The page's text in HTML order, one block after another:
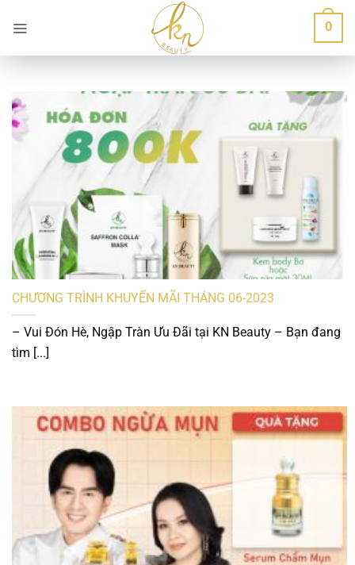
qua
nội
0
CHƯƠNG TRÌNH KHUYẾN MÃI THÁNG 06-2023
– Vui Đón Hè, Ngập Tràn Ưu Đãi tại KN Beauty – Bạn đang
tìm [...]